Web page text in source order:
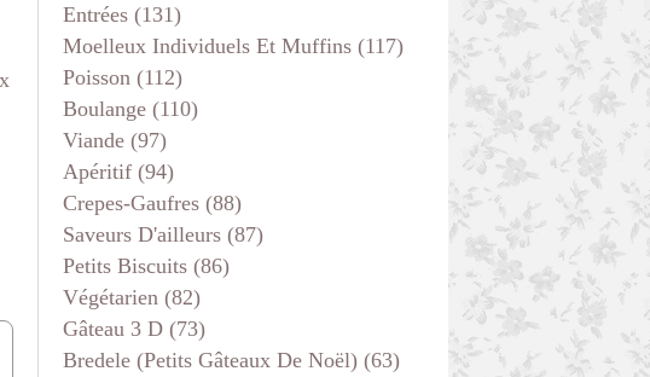
Entrées (131)
Moelleux Individuels Et Muffins (117)
Poisson (112)
Boulange (110)
Viande (97)
Apéritif (94)
Crepes-Gaufres (88)
Saveurs D'ailleurs (87)
Petits Biscuits (86)
Végétarien (82)
Gâteau 3 D (73)
Bredele (petits Gâteaux De Noël) (63)